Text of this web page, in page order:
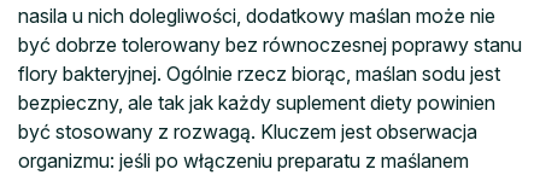
nasila u nich dolegliwości, dodatkowy maślan może nie
być dobrze tolerowany bez równoczesnej poprawy stanu
flory bakteryjnej. Ogólnie rzecz biorąc, maślan sodu jest
bezpieczny, ale tak jak każdy suplement diety powinien
być stosowany z rozwagą. Kluczem jest obserwacja
organizmu: jeśli po włączeniu preparatu z maślanem